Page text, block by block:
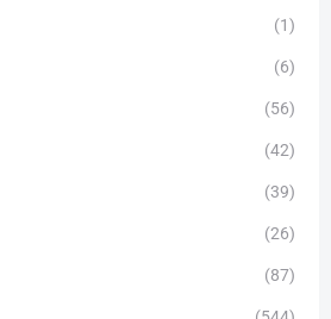
(1)
(6)
(56)
(42)
(39)
(26)
(87)